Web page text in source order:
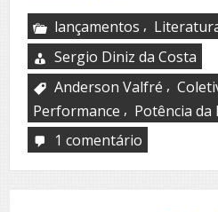
lançamentos ,
Sergio Diniz da Costa
Anderson Valfré ,
Performance , Potência da
1 comentário
da